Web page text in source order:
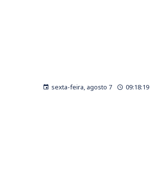
sexta-feira, agosto 7 09:18:19